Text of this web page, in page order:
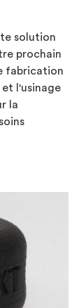
solution
prochain
fabrication
l'usinage
la